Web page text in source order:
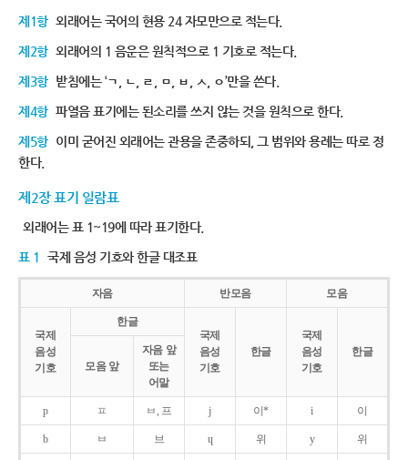
제1항 외래어는 국어의 현용 24 자모만으로 적는다.
제2항 외래어의 1 음운은 원칙적으로 1 기호로 적는다.
제3항 받침에는 ‘ㄱ, ㄴ, ㄹ, ㅁ, ㅂ, ㅅ, ㅇ’만을 쓴다.
제4항 파열음 표기에는 된소리를 쓰지 않는 것을 원칙으로 한다.
제5항 이미 굳어진 외래어는 관용을 존중하되, 그 범위와 용례는 따로 정
한다.
제2장 표기 일람표
외래어는 표 1~19에 따라 표기한다.
표 1 국제 음성 기호와 한글 대조표
자음 반모음 모음
국제
음성
기호
한글
국제
음성
기호
한글
국제
음성
기호
한글
모음 앞
자음 앞
또는
어말
p ㅍ ㅂ, 프 j 이* i 이
b ㅂ 브 ɥ 위 y 위